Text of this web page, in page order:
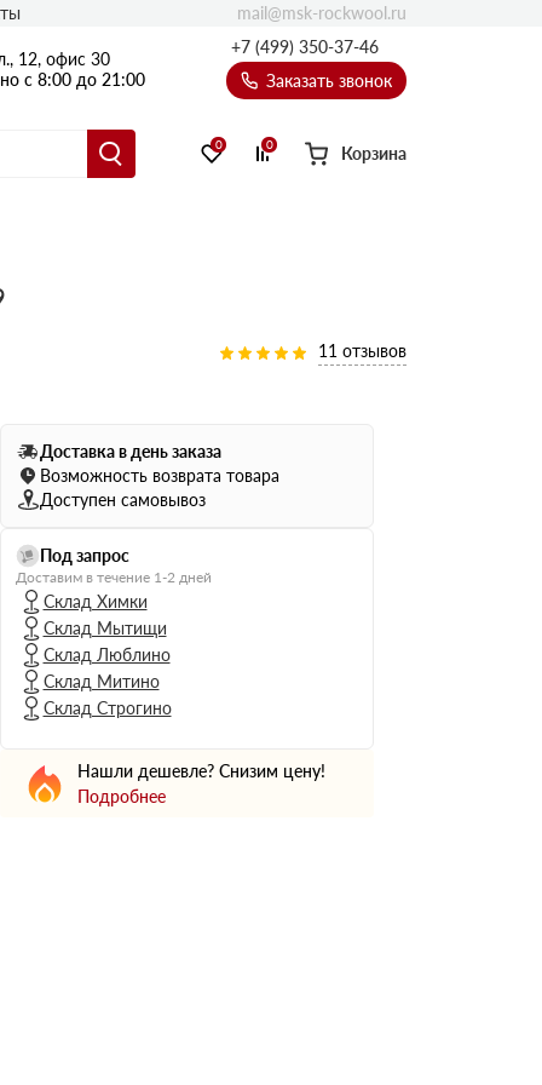
12, офис 30
с 8:00 до 21:00
+7 (499) 350-37-46
Заказать звонок
100 мм
Руф Баттс
Д Оптима
В Оптима
Д Стандарт
Н Экстра
Применение
Для пола
Балкон
Эсктра
Оптима
0 0 Корзина
mail@msk-rockwool.ru
11 отзывов
Доставка в день заказа
Возможность возврата товара
Доступен самовывоз
Под запрос
Доставим в течение 1-2 дней
Склад Химки
Склад Мытищи
Склад Люблино
Склад Митино
Склад Строгино
Нашли дешевле? Снизим цену!
Подробнее